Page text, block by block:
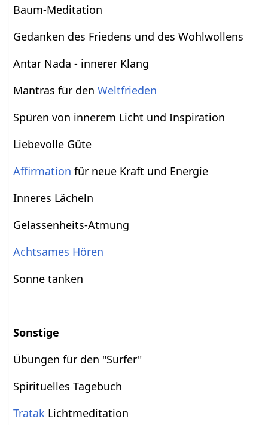
Baum-Meditation
Gedanken des Friedens und des Wohlwollens
Antar Nada - innerer Klang
Mantras für denWeltfrieden
Spüren von innerem Licht und Inspiration
Liebevolle Güte
Affirmation für neue Kraft und Energie
Inneres Lächeln
Gelassenheits-Atmung
Achtsames Hören
Sonne tanken
Sonstige
Übungen für den "Surfer"
Spirituelles Tagebuch
Tratak Lichtmeditation